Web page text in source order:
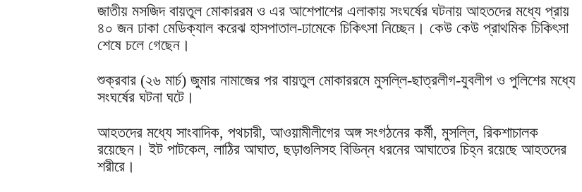
জাতীয় মসজিদ বায়তুল মোকাররম ও এর আশেপাশের এলাকায় সংঘর্ষের ঘটনায় আহতদের মধ্যে প্রায়
৪০ জন ঢাকা মেডিক্যাল করেঝ হাসপাতাল-ঢামেকে চিকিৎসা নিচ্ছেন। কেউ কেউ প্রাথমিক চিকিৎসা
শেষে চলে গেছেন।
শুক্রবার (২৬ মার্চ) জুমার নামাজের পর বায়তুল মোকাররমে মুসল্লি-ছাত্রলীগ-যুবলীগ ও পুলিশের মধ্যে
সংঘর্ষের ঘটনা ঘটে।
আহতদের মধ্যে সাংবাদিক, পথচারী, আওয়ামীলীগের অঙ্গ সংগঠনের কর্মী, মুসল্লি, রিকশাচালক
রয়েছেন। ইট পাটকেল, লাঠির আঘাত, ছড়াগুলিসহ বিভিন্ন ধরনের আঘাতের চিহ্ন রয়েছে আহতদের
শরীরে।